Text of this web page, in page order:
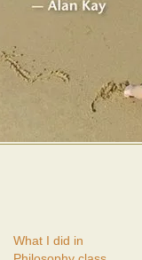
What I did in